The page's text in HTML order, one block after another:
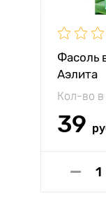
Фасоль
Аэлита
Кол-во в
39